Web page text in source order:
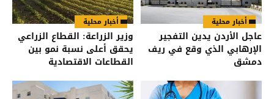
أخبار محلية
عاجل الأردن يدين التفجير
الإرهابي الذي وقع في ريف
دمشق
أخبار محلية
وزير الزراعة: القطاع الزراعي
يحقق أعلى نسبة نمو بين
القطاعات الاقتصادية